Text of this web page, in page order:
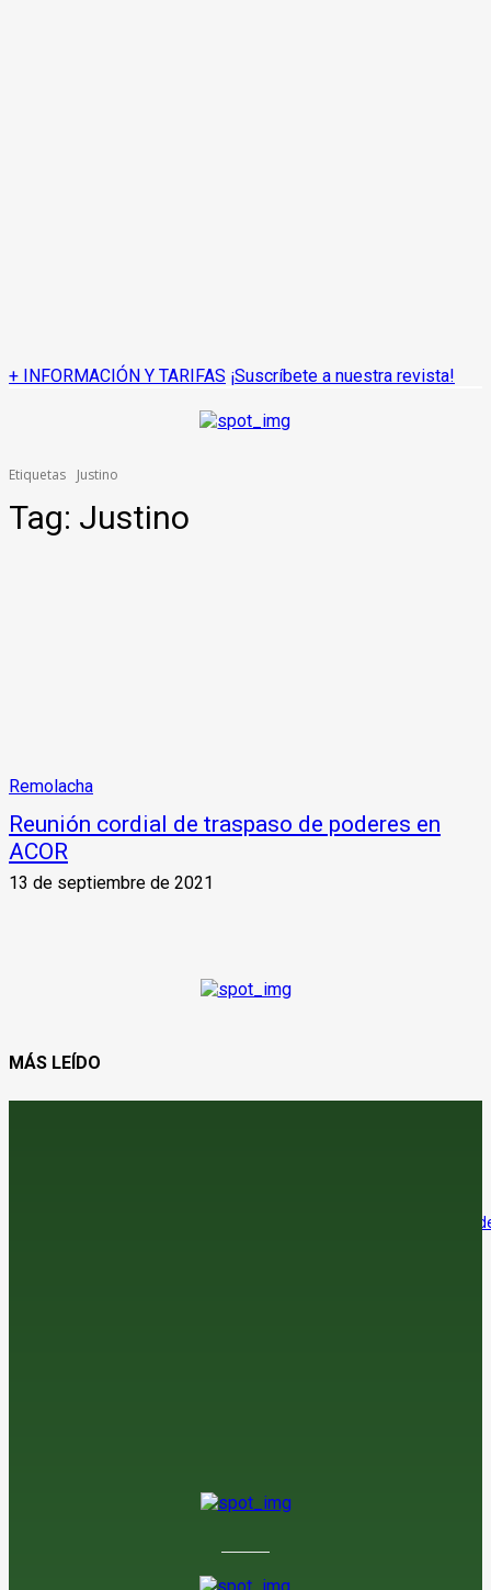
+ INFORMACIÓN Y TARIFAS ¡Suscríbete a nuestra revista!
Etiquetas Justino
Tag: Justino
Remolacha
Reunión cordial de traspaso de poderes en
ACOR
13 de septiembre de 2021
MÁS LEÍDO
El sector agroalimentario se afianza como el principal exportador